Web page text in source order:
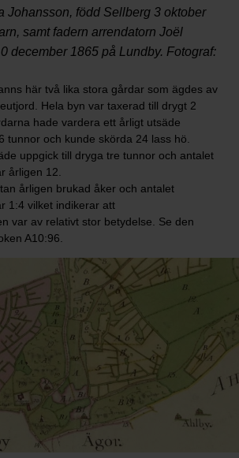
Johansson, född Sellberg 3 oktober
samt fadern arrendatorn Joël
december 1865 på Lundby. Fotograf:
här två lika stora gårdar som ägdes av
Hela byn var taxerad till drygt 2
hade vardera ett årligt utsäde
tunnor och kunde skörda 24 lass hö.
uppgick till dryga tre tunnor och antalet
årligen 12.
årligen brukad åker och antalet
1:4 vilket indikerar att
var av relativt stor betydelse. Se den
A10:96.